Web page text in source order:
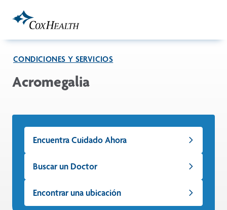
CONDICIONES Y SERVICIOS
Acromegalia
Encuentra Cuidado Ahora
Buscar un Doctor
Encontrar una ubicación